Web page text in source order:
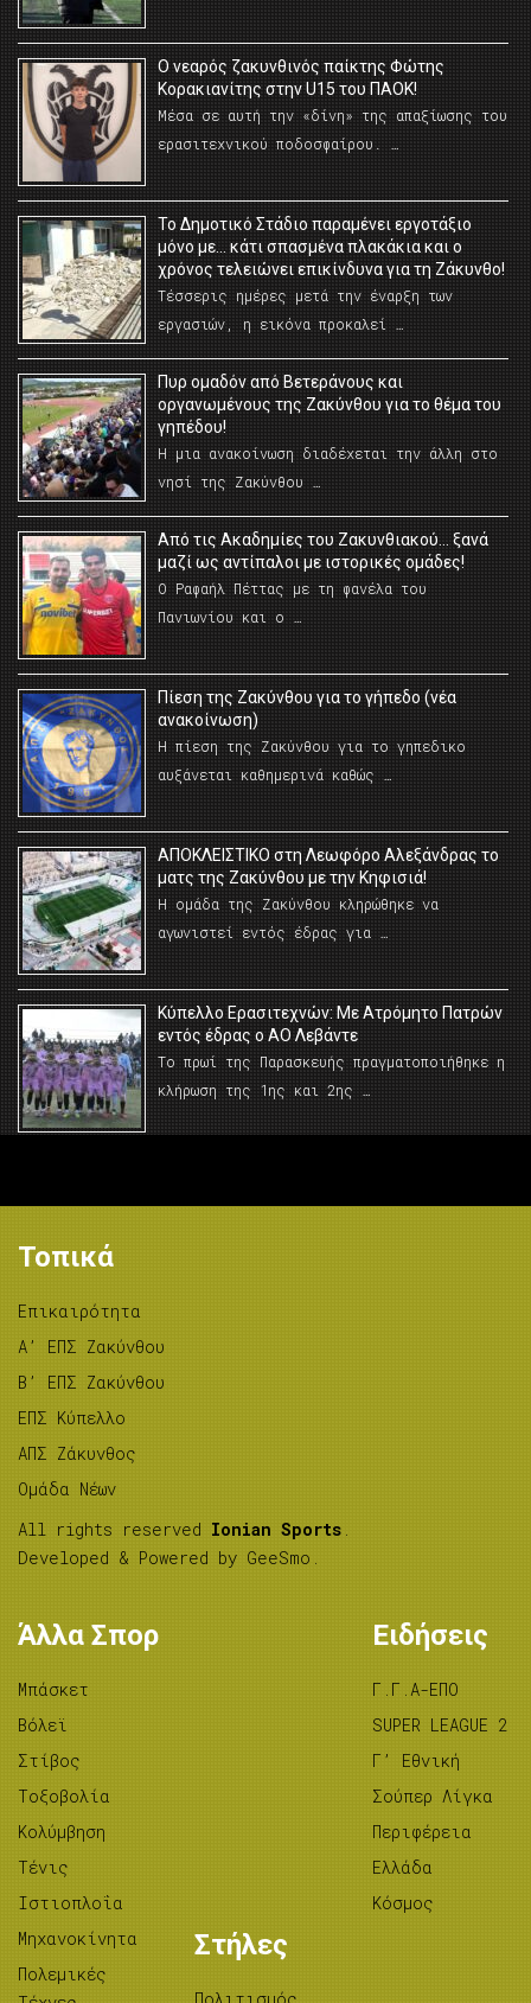
O νεαρός ζακυνθινός παίκτης Φώτης
Κορακιανίτης στην U15 του ΠΑΟΚ!
Μέσα σε αυτή την «δίνη» της απαξίωσης του
ερασιτεχνικού ποδοσφαίρου. …
Το Δημοτικό Στάδιο παραμένει εργοτάξιο
μόνο με… κάτι σπασμένα πλακάκια και ο
χρόνος τελειώνει επικίνδυνα για τη Ζάκυνθο!
Τέσσερις ημέρες μετά την έναρξη των
εργασιών, η εικόνα προκαλεί …
Πυρ ομαδόν από Βετεράνους και
οργανωμένους της Ζακύνθου για το θέμα του
γηπέδου!
Η μια ανακοίνωση διαδέχεται την άλλη στο
νησί της Ζακύνθου …
Από τις Ακαδημίες του Ζακυνθιακού… ξανά
μαζί ως αντίπαλοι με ιστορικές ομάδες!
Ο Ραφαήλ Πέττας με τη φανέλα του
Πανιωνίου και ο …
Πίεση της Ζακύνθου για το γήπεδο (νέα
ανακοίνωση)
Η πίεση της Ζακύνθου για το γηπεδικο
αυξάνεται καθημερινά καθώς …
AΠΟΚΛΕΙΣΤΙΚΟ στη Λεωφόρο Αλεξάνδρας το
ματς της Ζακύνθου με την Κηφισιά!
Η ομάδα της Ζακύνθου κληρώθηκε να
αγωνιστεί εντός έδρας για …
Κύπελλο Ερασιτεχνών: Με Ατρόμητο Πατρών
εντός έδρας ο ΑΟ Λεβάντε
Το πρωί της Παρασκευής πραγματοποιήθηκε η
κλήρωση της 1ης και 2ης …
Τοπικά
Επικαιρότητα
A’ ΕΠΣ Ζακύνθου
B’ ΕΠΣ Ζακύνθου
ΕΠΣ Κύπελλο
ΑΠΣ Ζάκυνθος
Ομάδα Νέων
All rights reserved Ionian Sports .
Developed & Powered by GeeSmo .
Άλλα Σπορ
Μπάσκετ
Βόλεϊ
Στίβος
Tοξοβολία
Κολύμβηση
Τένις
Ιστιοπλοΐα
Μηχανοκίνητα
Πολεμικές
Ειδήσεις
Γ.Γ.Α-ΕΠΟ
SUPER LEAGUE 2
Γ’ Εθνική
Σούπερ Λίγκα
Περιφέρεια
Ελλάδα
Κόσμος
Στήλες